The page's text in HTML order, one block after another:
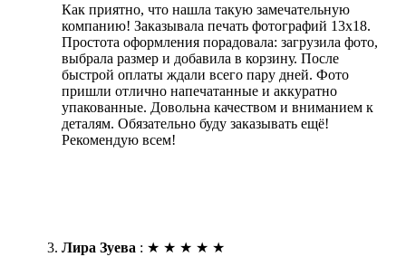
Как приятно, что нашла такую замечательную
компанию! Заказывала печать фотографий 13х18.
Простота оформления порадовала: загрузила фото,
выбрала размер и добавила в корзину. После
быстрой оплаты ждали всего пару дней. Фото
пришли отлично напечатанные и аккуратно
упакованные. Довольна качеством и вниманием к
деталям. Обязательно буду заказывать ещё!
Рекомендую всем!
Лира Зуева : ★ ★ ★ ★ ★